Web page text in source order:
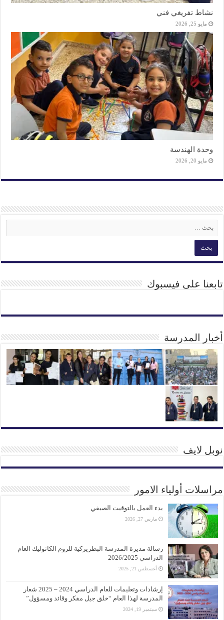
نشاط تفريغي فني
مايو 25, 2026
وحدة الهندسة
مايو 20, 2026
تابعنا على فيسبوك
أخبار المدرسة
نوبل لايف
مراسلات أولياء الامور
بدء العمل بالتوقيت الصيفي
مارس 27, 2026
رسالة مديرة المدرسة البطريركية للروم الكاثوليك العام
الدراسي 2026/2025
أغسطس 21, 2025
إرشادات وتعليمات للعام الدراسي 2024 – 2025 شعار
المدرسة لهذا العام “خلق جيل مفكر وقائد ومسؤول”
سبتمبر 19, 2024